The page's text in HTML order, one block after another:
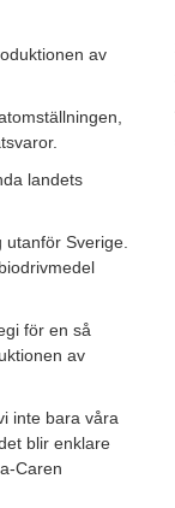
av
landets
Sverige.
för en så
av
inte bara våra
blir enklare
Caren